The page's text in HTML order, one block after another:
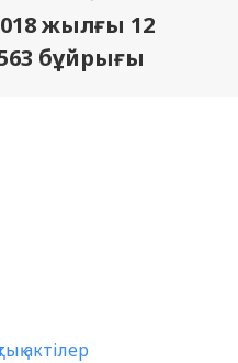
жылғы 12
бұйрығы
актілер